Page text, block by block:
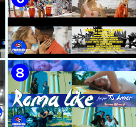
🔴 Osmani García & Varios
Artistas | ¨Chupi Chupi¨ |
Director: Joel Guilian | Videoclip
| Música Urbana Cubana |
Artistas Cubanos | Canción |
CUBA
🟡 Ronald & El Karnal de Cuba
- ¨Que bonito es el amor¨ 📺